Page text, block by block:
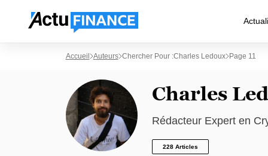
Accueil Auteurs Chercher Pour :Charles Ledoux Page 11
Charles
Rédacteur Expert en
228 Articles